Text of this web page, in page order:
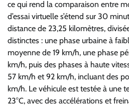
ce qui rend la comparaison entre
d’essai virtuelle s’étend sur 30
distance de 23,25 kilomètres,
distinctes : une phase urbaine à
moyenne de 19 km/h, une phase
km/h, puis des phases à haute
57 km/h et 92 km/h, incluant des
km/h. Le véhicule est testée à une
23°C, avec des accélérations et